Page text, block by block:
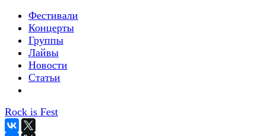
Фестивали
Концерты
Группы
Лайвы
Новости
Статьи
Rock is Fest